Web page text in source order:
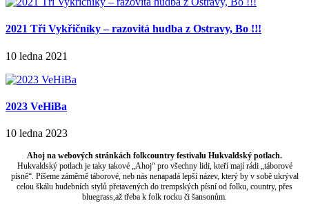
2021 Tři Vykřičníky – razovitá hudba z Ostravy, Bo !!!
10 ledna 2021
2023 VeHiBa
10 ledna 2023
Ahoj na webových stránkách folkcountry festivalu Hukvaldský potlach.
Hukvaldský potlach je taky takové „Ahoj“ pro všechny lidi, kteří mají rádi „táborové
písně“. Píšeme záměrně táborové, neb nás nenapadá lepší název, který by v sobě ukrýval
celou škálu hudebních stylů přetavených do trempských písní od folku, country, přes
bluegrass,až třeba k folk rocku či šansonům.